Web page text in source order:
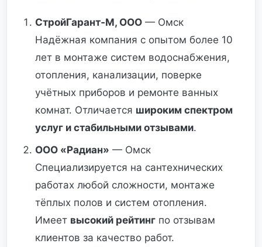
СтройГарант‑М, ООО — Омск
Надёжная компания с опытом более 10
лет в монтаже систем водоснабжения,
отопления, канализации, поверке
учётных приборов и ремонте ванных
комнат. Отличается широким спектром
услуг и стабильными отзывами.
ООО «Радиан» — Омск
Специализируется на сантехнических
работах любой сложности, монтаже
тёплых полов и систем отопления.
Имеет высокий рейтинг по отзывам
клиентов за качество работ.